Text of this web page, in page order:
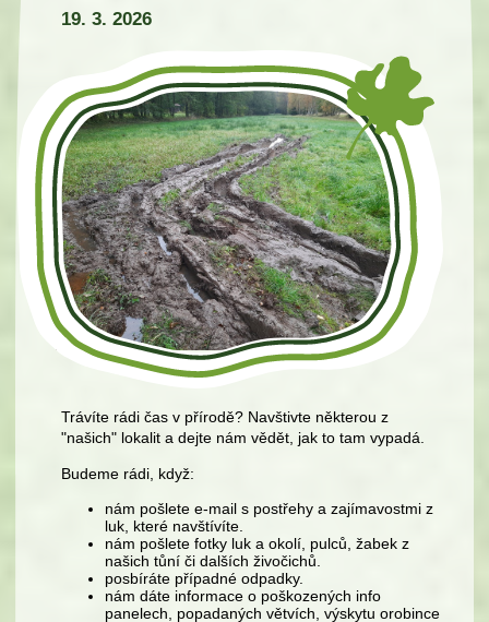
19. 3. 2026
Trávíte rádi čas v přírodě? Navštivte některou z
"našich" lokalit a dejte nám vědět, jak to tam vypadá.
Budeme rádi, když:
nám pošlete e-mail s postřehy a zajímavostmi z
luk, které navštívíte.
nám pošlete fotky luk a okolí, pulců, žabek z
našich tůní či dalších živočichů.
posbíráte případné odpadky.
nám dáte informace o poškozených info
panelech, popadaných větvích, výskytu orobince